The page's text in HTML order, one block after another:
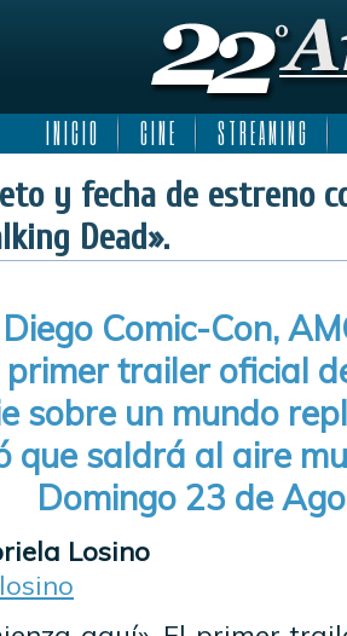
I N I C I O C I N E S T R E A M I N G
y fecha de estreno
Dead».
Comic-Con,
trailer oficial
sobre un mundo
que saldrá al aire
Domingo 23 de
Losino